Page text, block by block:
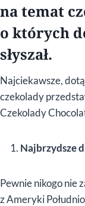
na temat
o których
słyszał.
Najciekawsze,
czekolady
Czekolady
Najbrzydsze
Pewnie nikogo nie
z Ameryki